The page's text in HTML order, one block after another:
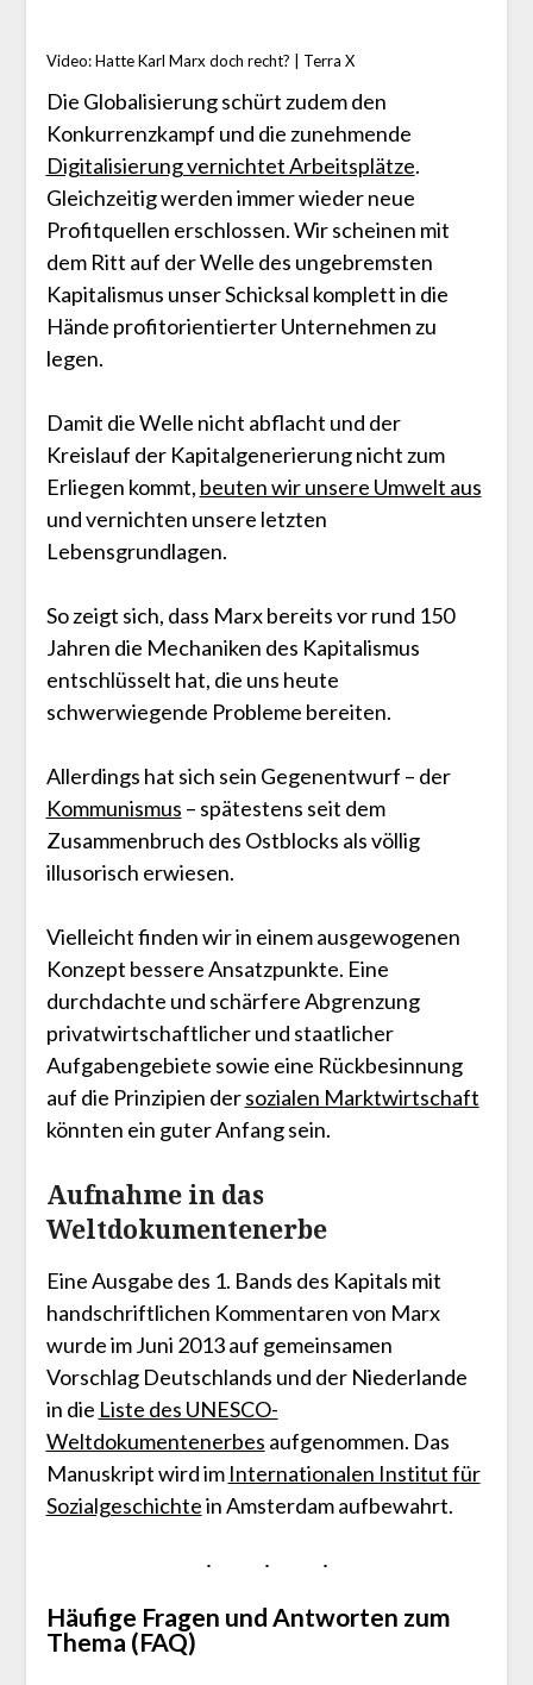
Video: Hatte Karl Marx doch recht? | Terra X
Die Globalisierung schürt zudem den
Konkurrenzkampf und die zunehmende
Digitalisierung vernichtet Arbeitsplätze.
Gleichzeitig werden immer wieder neue
Profitquellen erschlossen. Wir scheinen mit
dem Ritt auf der Welle des ungebremsten
Kapitalismus unser Schicksal komplett in die
Hände profitorientierter Unternehmen zu
legen.
Damit die Welle nicht abflacht und der
Kreislauf der Kapitalgenerierung nicht zum
Erliegen kommt, beuten wir unsere Umwelt aus
und vernichten unsere letzten
Lebensgrundlagen.
So zeigt sich, dass Marx bereits vor rund 150
Jahren die Mechaniken des Kapitalismus
entschlüsselt hat, die uns heute
schwerwiegende Probleme bereiten.
Allerdings hat sich sein Gegenentwurf – der
Kommunismus – spätestens seit dem
Zusammenbruch des Ostblocks als völlig
illusorisch erwiesen.
Vielleicht finden wir in einem ausgewogenen
Konzept bessere Ansatzpunkte. Eine
durchdachte und schärfere Abgrenzung
privatwirtschaftlicher und staatlicher
Aufgabengebiete sowie eine Rückbesinnung
auf die Prinzipien dersozialen Marktwirtschaft
könnten ein guter Anfang sein.
Aufnahme in das
Weltdokumentenerbe
Eine Ausgabe des 1. Bands des Kapitals mit
handschriftlichen Kommentaren von Marx
wurde im Juni 2013 auf gemeinsamen
Vorschlag Deutschlands und der Niederlande
in die Liste des UNESCO-
Weltdokumentenerbes aufgenommen. Das
Manuskript wird im Internationalen Institut für
Sozialgeschichtein Amsterdam aufbewahrt.
Häufige Fragen und Antworten zum
Thema (FAQ)